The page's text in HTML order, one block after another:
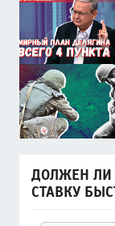
ДОЛЖЕН ЛИ
СТАВКУ